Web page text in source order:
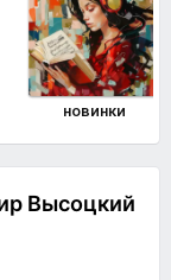
новинки
Высоцкий